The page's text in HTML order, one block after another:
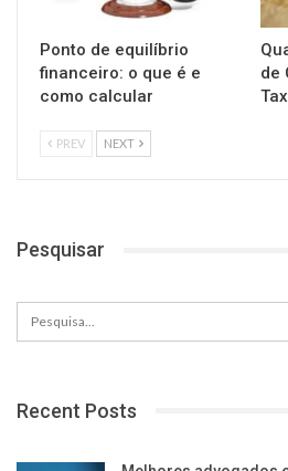
Ponto de equilíbrio
financeiro: o que é e
como calcular
de
PREV NEXT
Pesquisar
Recent Posts